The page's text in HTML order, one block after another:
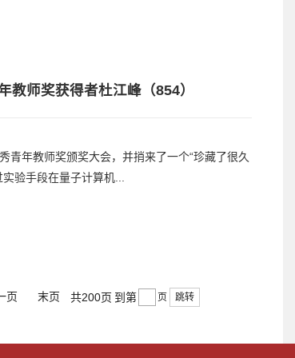
教师奖获得者杜江峰（854）
青年教师奖颁奖大会，并捎来了一个“珍藏了很久
验手段在量子计算机...
页 末页 共200页 到第 页 跳转